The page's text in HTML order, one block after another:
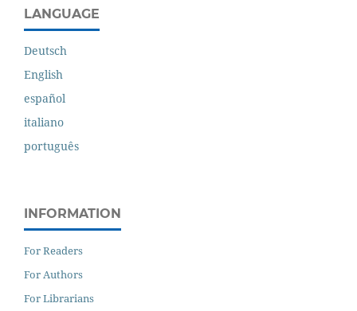
LANGUAGE
Deutsch
English
español
italiano
português
INFORMATION
For Readers
For Authors
For Librarians